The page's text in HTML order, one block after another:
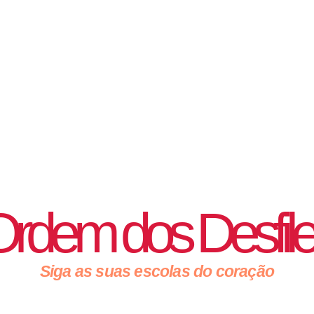
dos
Siga as suas escolas do coração